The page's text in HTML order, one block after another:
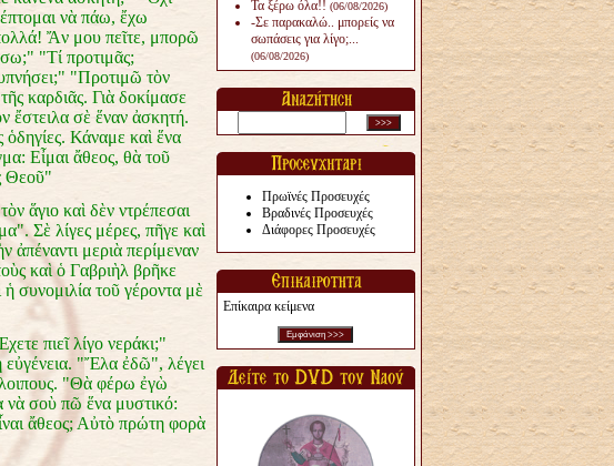
νὰ πάω, ἔχω
Ἄν μου πεῖτε, μπορῶ
"Τί προτιμᾶς;
"Προτιμῶ τὸν
καρδιᾶς. Γιὰ δοκίμασε
σὲ ἕναν ἀσκητή.
Κάναμε καὶ ἕνα
Εἶμαι ἄθεος, θὰ τοῦ
Θεοῦ"
ἅγιο καὶ δὲν ντρέπεσαι
Σὲ λίγες μέρες, πῆγε καὶ
ἀπέναντι μεριὰ περίμεναν
καὶ ὁ Γαβριὴλ βρῆκε
συνομιλία τοῦ γέροντα μὲ
πιεῖ λίγο νεράκι;"
εὐγένεια. "Ἔλα ἐδῶ", λέγει
"Θὰ φέρω ἐγὼ
νὰ σοὺ πῶ ἕνα μυστικό:
ἄθεος; Αὐτὸ πρώτη φορὰ
Τα ξέρω όλα!! (06/08/2026)
-Σε παρακαλώ.. μπορείς να
σωπάσεις για λίγο;...
(06/08/2026)
Πρωϊνές Προσευχές
Βραδινές Προσευχές
Διάφορες Προσευχές
Επίκαιρα κείμενα